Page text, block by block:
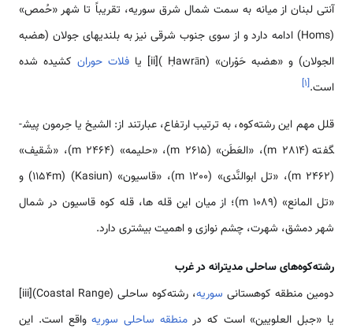
آنتی لبنان از میانه به سمت شمال شرق سوریه، تقریباً تا شهر «حُمص»
(Homs) ادامه دارد و از سوی جنوب شرقی نیز به بلندیهای جولان (هضبه
الجولان) و «هضبه حَوْران» (Ḥawrān )[ii] یا
فلات حوران کشیده شده
است.[۱]
قلل مهم این رشته‌كوه، به ترتیب ارتفاع، عبارت­ند از: الشیخ یا حِرمون پیش­
گفته (2814 m)، «العَطَن» (2615 m)، «حلیمه» (2464 m)، «شَقیف»
(2462 m)، «تل ابوالنَّدی» (1200 m)، «قاسیون» (Kasiun) (1154m) و
«تل المانع» (1089 m)؛ از میان این قله ­ها، قله کوه قاسیون در شمال
شهر دمشق، شهرت، چشم ­نوازی و اهمیت بیشتری دارد.
رشته‌كوه‌های ساحلی مدیترانه در غرب
دومین منطقه کوهستانی سوریه
، رشته‌كوه ساحلی (Coastal Range)[iii]
یا «جبل العلویین» است که در منطقه ساحلی سوریهواقع است. این